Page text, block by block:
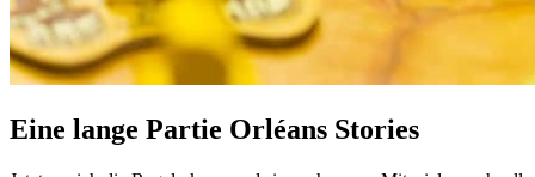
Eine lange Partie Orléans Stories